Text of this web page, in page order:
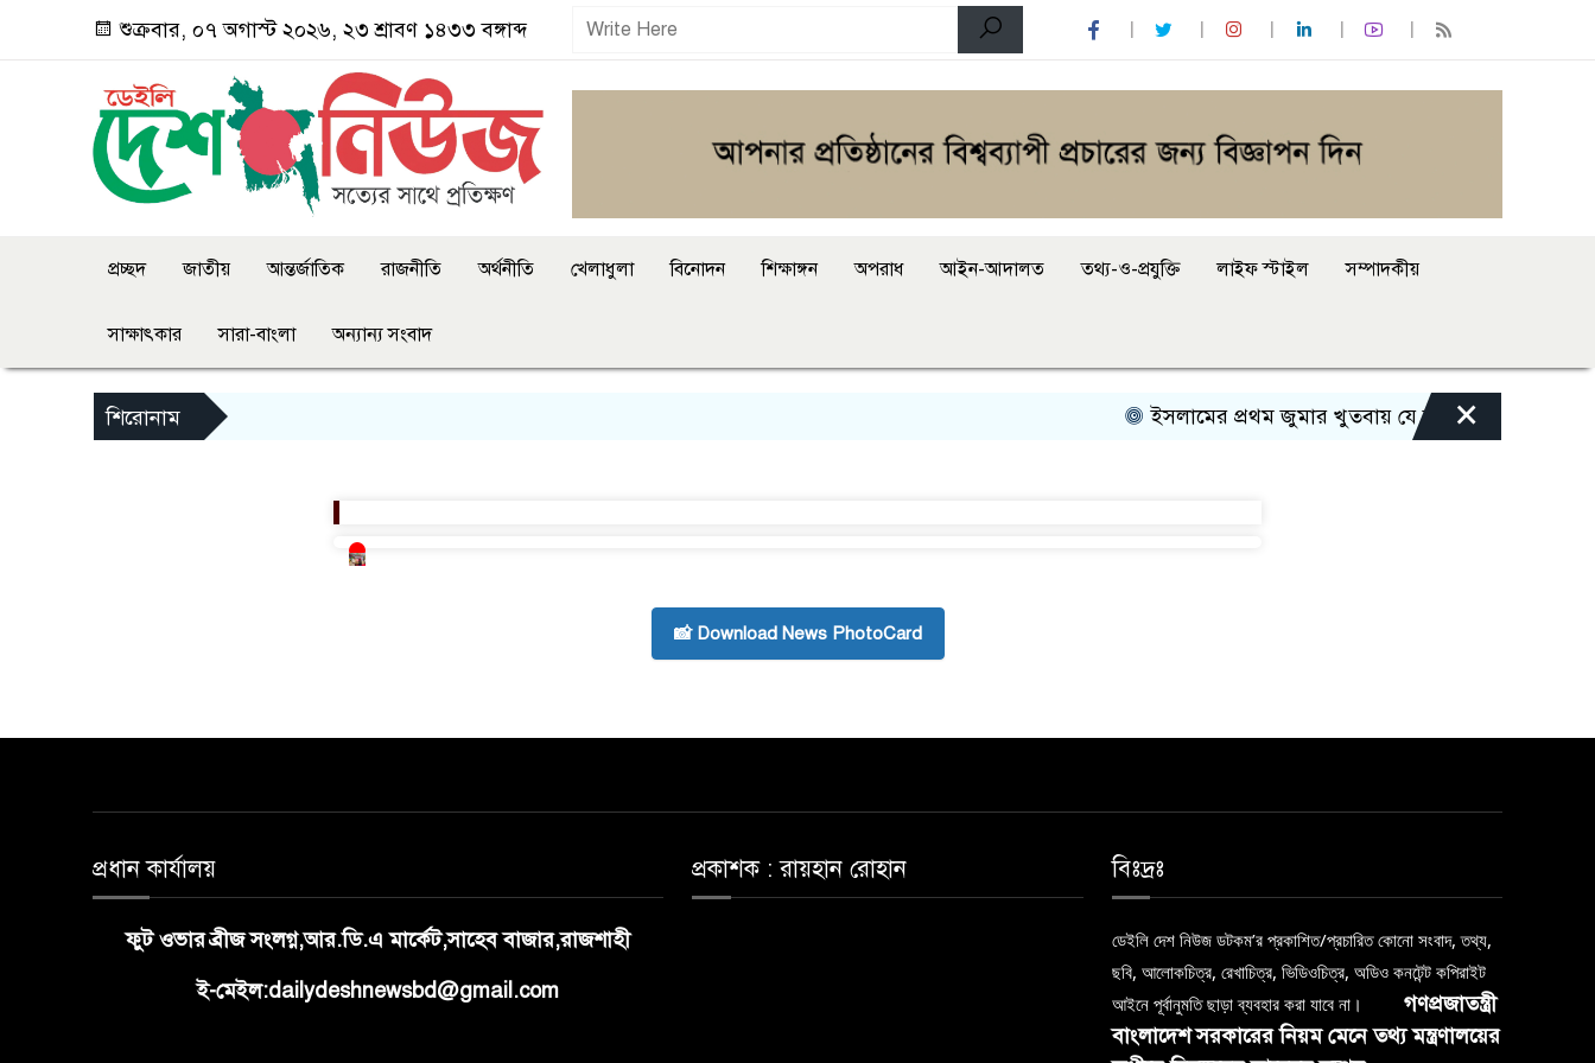
শুক্রবার, ০৭ অগাস্ট ২০২৬, ২৩ শ্রাবণ ১৪৩৩ বঙ্গাব্দ
প্রচ্ছদ জাতীয় আন্তর্জাতিক রাজনীতি অর্থনীতি খেলাধুলা বিনোদন শিক্ষাঙ্গন অপরাধ আইন-আদালত তথ্য-ও-প্রযুক্তি লাইফ স্টাইল সম্পাদকীয়
সাক্ষাৎকার সারা-বাংলা অন্যান্য সংবাদ
শিরোনাম ইসলামের প্রথম জুমার খুতবায় যে বার্তা দেন মহানবী
×
📸 Download News PhotoCard
প্রধান কার্যালয়
ফুট ওভার ব্রীজ সংলগ্ন,আর.ডি.এ মার্কেট,সাহেব বাজার,রাজশাহী
ই-মেইল:dailydeshnewsbd@gmail.com
প্রকাশক : রায়হান রোহান বিঃদ্রঃ
ডেইলি দেশ নিউজ ডটকম’র প্রকাশিত/প্রচারিত কোনো সংবাদ, তথ্য,
ছবি, আলোকচিত্র, রেখাচিত্র, ভিডিওচিত্র, অডিও কনটেন্ট কপিরাইট
আইনে পূর্বানুমতি ছাড়া ব্যবহার করা যাবে না।
গণপ্রজাতন্ত্রী
বাংলাদেশ সরকারের নিয়ম মেনে তথ্য মন্ত্রণালয়ের